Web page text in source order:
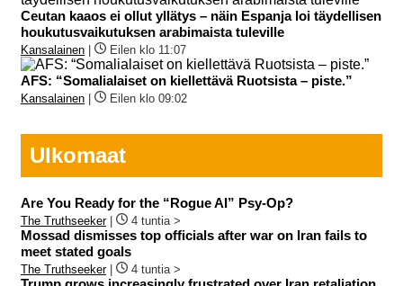
Ceutan kaaos ei ollut yllätys – näin Espanja loi täydellisen
houkutusvaikutuksen arabimaista tuleville
Kansalainen Eilen klo 11:07
AFS: “Somalialaiset on kiellettävä Ruotsista – piste.”
Kansalainen Eilen klo 09:02
Ulkomaat
Are You Ready for the “Rogue AI” Psy-Op?
The Truthseeker| 4 tuntia >
Mossad dismisses top officials after war on Iran fails to
meet stated goals
The Truthseeker| 4 tuntia >